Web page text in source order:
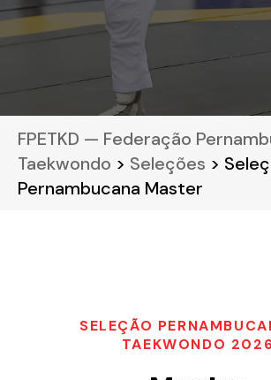
FPETKD — Federação
Taekwondo > Seleções >
Pernambucana Master
SELEÇÃO
TAEKWONDO